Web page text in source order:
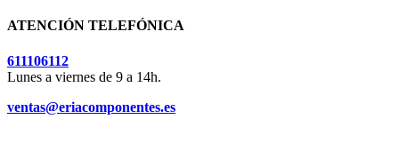
ATENCIÓN TELEFÓNICA
611106112
Lunes a viernes de 9 a 14h.
ventas@eriacomponentes.es